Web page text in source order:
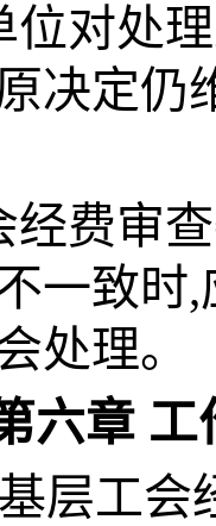
位对处
决定仍
经费审
一致时
处理。
六章 工
层工会